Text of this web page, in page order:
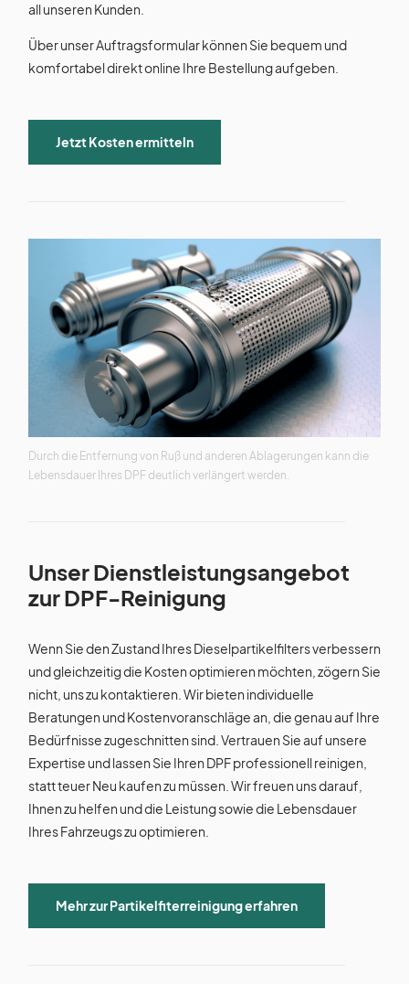
all unseren Kunden.
Über unser Auftragsformular können Sie bequem und
komfortabel direkt online Ihre Bestellung aufgeben.
Jetzt Kosten ermitteln
Durch die Entfernung von Ruß und anderen Ablagerungen kann die
Lebensdauer Ihres DPF deutlich verlängert werden.
Unser Dienstleistungsangebot
zur DPF-Reinigung
Wenn Sie den Zustand Ihres Dieselpartikelfilters verbessern
und gleichzeitig die Kosten optimieren möchten, zögern Sie
nicht, uns zu kontaktieren. Wir bieten individuelle
Beratungen und Kostenvoranschläge an, die genau auf Ihre
Bedürfnisse zugeschnitten sind. Vertrauen Sie auf unsere
Expertise und lassen Sie Ihren DPF professionell reinigen,
statt teuer Neu kaufen zu müssen. Wir freuen uns darauf,
Ihnen zu helfen und die Leistung sowie die Lebensdauer
Ihres Fahrzeugs zu optimieren.
Mehr zur Partikelfiterreinigung erfahren